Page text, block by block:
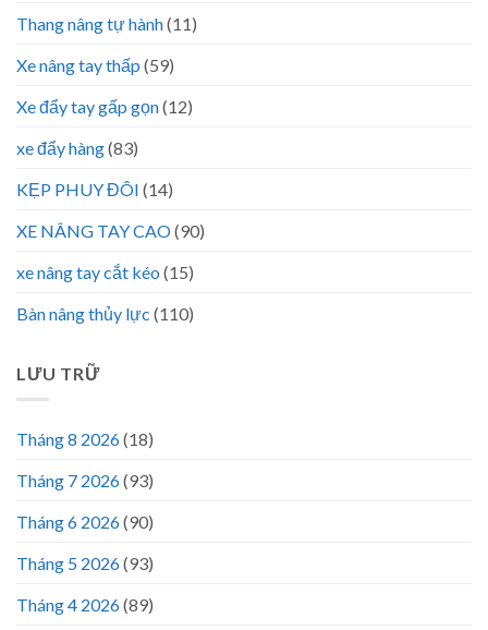
Thang nâng tự hành(11)
Xe nâng tay thấp (59)
Xe đẩy tay gấp gọn(12)
xe đẩy hàng(83)
KẸP PHUY ĐÔI (14)
XE NÂNG TAY CAO(90)
xe nâng tay cắt kéo (15)
Bàn nâng thủy lực (110)
LƯU TRỮ
Tháng 8 2026(18)
Tháng 7 2026(93)
Tháng 6 2026(90)
Tháng 5 2026(93)
Tháng 4 2026(89)